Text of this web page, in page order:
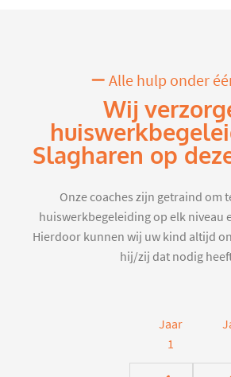
Alle hulp onder
Wij
Slagharen op
Onze coaches zijn getraind om
huiswerkbegeleiding op elk niveau
Hierdoor kunnen wij uw kind altijd
hij/zij dat nodig
Jaar
1